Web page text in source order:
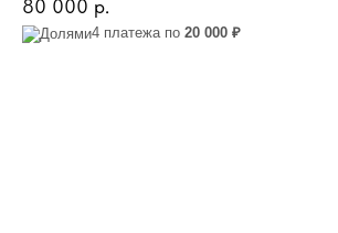
80 000 р.
4 платежа по 20 000 ₽